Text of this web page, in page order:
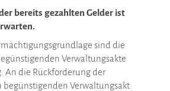
bereits gezahlten Gelder ist
sind die
Verwaltungsakte
An die Rückforderung der
begünstigenden Verwaltungsakt